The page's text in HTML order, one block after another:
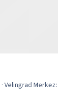
· Velingrad Merkez: